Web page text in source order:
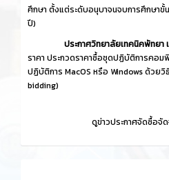
ศึกษา ตั้งแต่ระดับอนุบาจนจบการศึกษาขั้
ปี)
ประกาศวิทยาลัยเทคนิคพัทยา
ราคา ประกวดราคาซื้อชุดปฏิบัติการคอม
ปฏิบัติการ MacOS หรือ Windows ด้วย
bidding)
ดูข่าวประกาศจัดซื้อจัด